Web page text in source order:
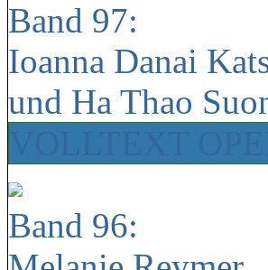
Band 97:
Ioanna Danai
und Ha Thao
Band 96: